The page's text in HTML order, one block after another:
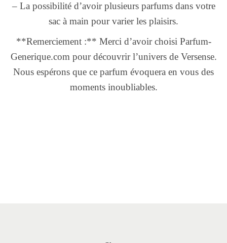
– La possibilité d’avoir plusieurs parfums dans votre
sac à main pour varier les plaisirs.
**Remerciement :** Merci d’avoir choisi Parfum-
Generique.com pour découvrir l’univers de Versense.
Nous espérons que ce parfum évoquera en vous des
moments inoubliables.